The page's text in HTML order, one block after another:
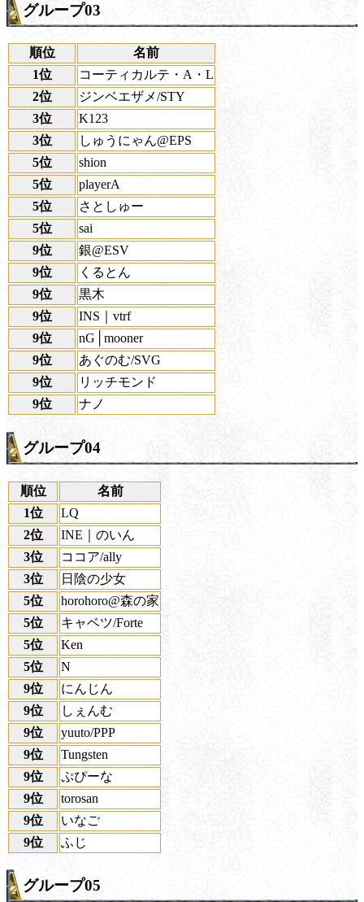
グループ03
順位
名前
1位
コーティカルテ・A・L
2位
ジンベエザメ/STY
3位
K123
3位
しゅうにゃん@EPS
5位
shion
5位
playerA
5位
さとしゅー
5位
sai
9位
銀@ESV
9位
くるとん
9位
黒木
9位
INS｜vtrf
9位
nG│mooner
9位
あぐのむ/SVG
9位
リッチモンド
9位
ナノ
グループ04
順位
名前
1位
LQ
2位
INE｜のいん
3位
ココア/ally
3位
日陰の少女
5位
horohoro@森の家
5位
キャベツ/Forte
5位
Ken
5位
N
9位
にんじん
9位
しぇんむ
9位
yuuto/PPP
9位
Tungsten
9位
ぷぴーな
9位
torosan
9位
いなご
9位
ふじ
グループ05